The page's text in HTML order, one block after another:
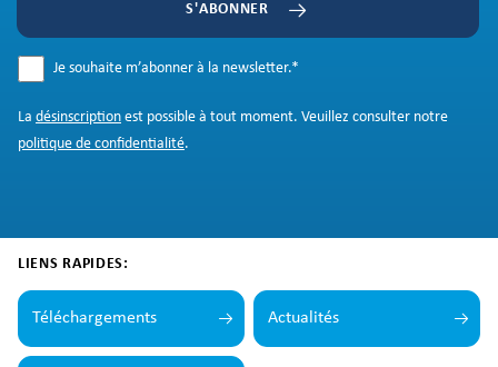
S'ABONNER
Je souhaite m’abonner à la newsletter.*
La désinscription est possible à tout moment. Veuillez consulter notre
politique de confidentialité.
LIENS RAPIDES:
Téléchargements Actualités